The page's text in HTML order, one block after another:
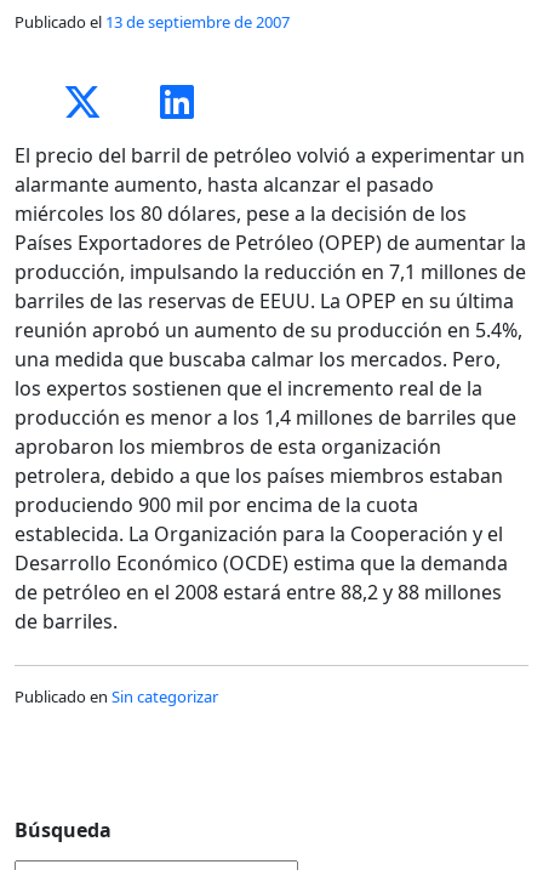
Publicado el 13 de septiembre de 2007
El precio del barril de petróleo volvió a experimentar un
alarmante aumento, hasta alcanzar el pasado
miércoles los 80 dólares, pese a la decisión de los
Países Exportadores de Petróleo (OPEP) de aumentar la
producción, impulsando la reducción en 7,1 millones de
barriles de las reservas de EEUU. La OPEP en su última
reunión aprobó un aumento de su producción en 5.4%,
una medida que buscaba calmar los mercados. Pero,
los expertos sostienen que el incremento real de la
producción es menor a los 1,4 millones de barriles que
aprobaron los miembros de esta organización
petrolera, debido a que los países miembros estaban
produciendo 900 mil por encima de la cuota
establecida. La Organización para la Cooperación y el
Desarrollo Económico (OCDE) estima que la demanda
de petróleo en el 2008 estará entre 88,2 y 88 millones
de barriles.
Publicado en Sin categorizar
Búsqueda